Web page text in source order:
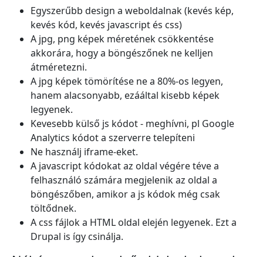
Egyszerűbb design a weboldalnak (kevés kép,
kevés kód, kevés javascript és css)
A jpg, png képek méretének csökkentése
akkorára, hogy a böngészőnek ne kelljen
átméretezni.
A jpg képek tömörítése ne a 80%-os legyen,
hanem alacsonyabb, ezááltal kisebb képek
legyenek.
Kevesebb külső js kódot - meghívni, pl Google
Analytics kódot a szerverre telepíteni
Ne használj iframe-eket.
A javascript kódokat az oldal végére téve a
felhasználó számára megjelenik az oldal a
böngészőben, amikor a js kódok még csak
töltődnek.
A css fájlok a HTML oldal elején legyenek. Ezt a
Drupal is így csinálja.